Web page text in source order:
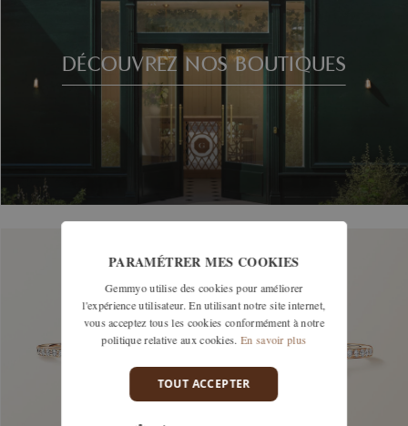
DÉCOUVREZ NOS BOUTIQUES
PARAMÉTRER MES COOKIES
Gemmyo utilise des cookies pour améliorer
l'expérience utilisateur. En utilisant notre site internet,
vous acceptez tous les cookies conformément à notre
politique relative aux cookies. En savoir plus
TOUT ACCEPTER